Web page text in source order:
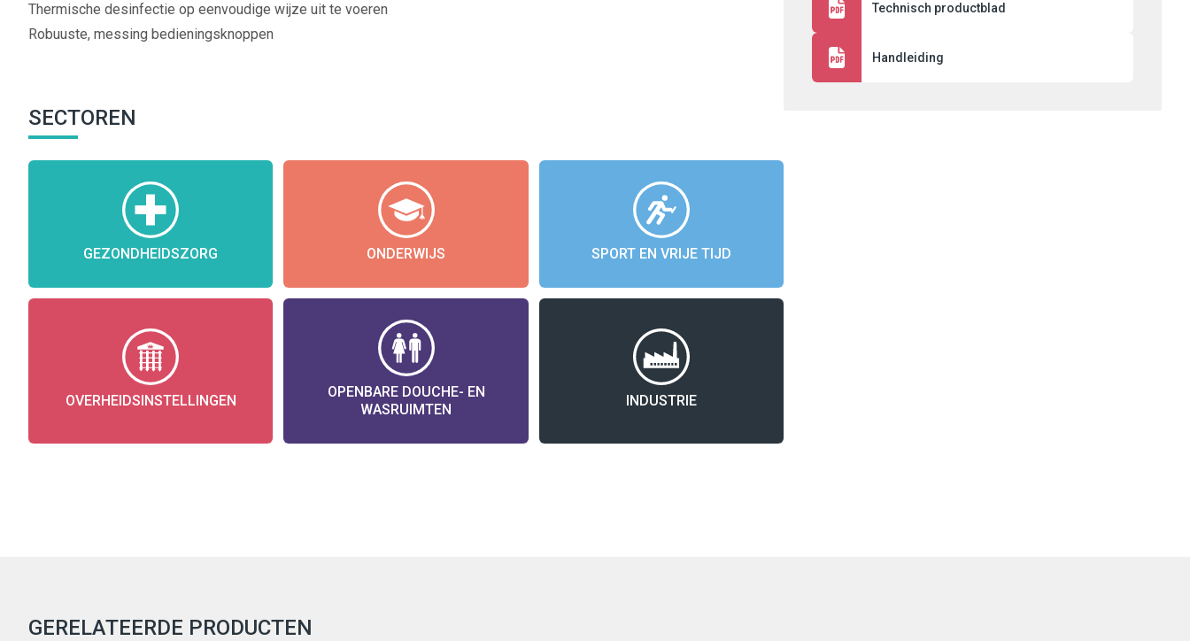
Thermische desinfectie op eenvoudige wijze uit te voeren
Robuuste, messing bedieningsknoppen
SECTOREN
GEZONDHEIDSZORG ONDERWIJS SPORT EN VRIJE TIJD
OVERHEIDSINSTELLINGEN
OPENBARE DOUCHE- EN
WASRUIMTEN
INDUSTRIE
Technisch productblad
Handleiding
GERELATEERDE PRODUCTEN